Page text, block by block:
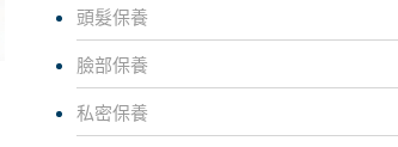
頭髮保養
臉部保養
私密保養